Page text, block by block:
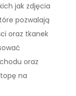
jak zdjęcia
pozwalają
oraz tkanek
oraz
na